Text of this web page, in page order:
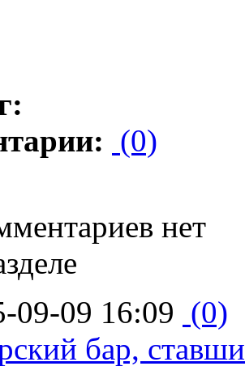
(0)
нет
09-09 16:09 (0)
бар,